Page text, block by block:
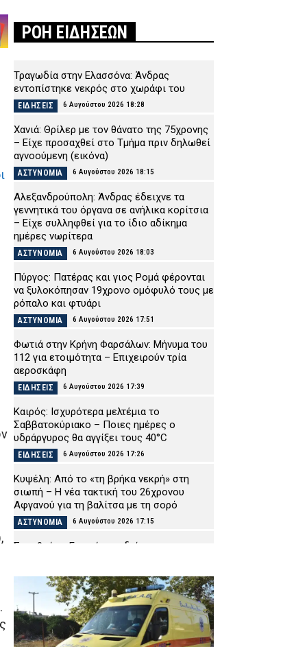
ΡΟΗ ΕΙΔΗΣΕΩΝ
Τραγωδία στην Ελασσόνα: Άνδρας
εντοπίστηκε νεκρός στο χωράφι του
ΕΙΔΗΣΕΙΣ 6 Αυγούστου 2026 18:28
Χανιά: Θρίλερ με τον θάνατο της 75χρονης
– Είχε προσαχθεί στο Τμήμα πριν δηλωθεί
αγνοούμενη (εικόνα)
ΑΣΤΥΝΟΜΙΑ 6 Αυγούστου 2026 18:15
Αλεξανδρούπολη: Άνδρας έδειχνε τα
γεννητικά του όργανα σε ανήλικα κορίτσια
– Είχε συλληφθεί για το ίδιο αδίκημα
ημέρες νωρίτερα
ΑΣΤΥΝΟΜΙΑ 6 Αυγούστου 2026 18:03
Πύργος: Πατέρας και γιος Ρομά φέρονται
να ξυλοκόπησαν 19χρονο ομόφυλό τους με
ρόπαλο και φτυάρι
ΑΣΤΥΝΟΜΙΑ 6 Αυγούστου 2026 17:51
Φωτιά στην Κρήνη Φαρσάλων: Μήνυμα του
112 για ετοιμότητα – Επιχειρούν τρία
αεροσκάφη
ΕΙΔΗΣΕΙΣ 6 Αυγούστου 2026 17:39
Καιρός: Ισχυρότερα μελτέμια το
Σαββατοκύριακο – Ποιες ημέρες ο
υδράργυρος θα αγγίξει τους 40°C
ΕΙΔΗΣΕΙΣ 6 Αυγούστου 2026 17:26
Κυψέλη: Από το «τη βρήκα νεκρή» στη
σιωπή – Η νέα τακτική του 26χρονου
Αφγανού για τη βαλίτσα με τη σορό
ΑΣΤΥΝΟΜΙΑ 6 Αυγούστου 2026 17:15
Σαμοθράκη: Επιχείρηση διάσωσης
ΕΙΔΗΣΕΙΣ 6 Αυγούστου 2026 17:02
Χαλκιδική: Πυροσβέστες έσβησαν μέσα σε
15 λεπτά φωτιά στο Πόρτο Καρράς
ΕΙΔΗΣΕΙΣ 6 Αυγούστου 2026 16:50